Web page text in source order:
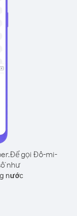
Để gọi Đô-mi-
như
nước